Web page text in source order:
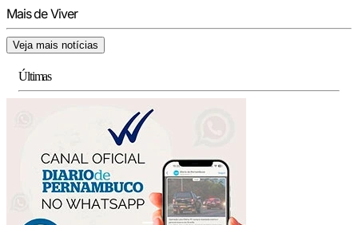
Mais de Viver
Veja mais notícias
Últimas